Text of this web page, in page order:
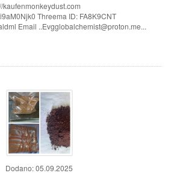
Threema ID: FA8K9CNT
Email ..Evgglobalchemist@proton.me...
Dodano:05.09.2025